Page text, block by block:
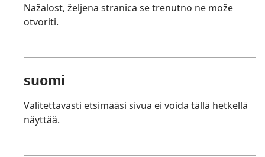
Nažalost, željena stranica se trenutno ne može
otvoriti.
suomi
Valitettavasti etsimääsi sivua ei voida tällä hetkellä
näyttää.